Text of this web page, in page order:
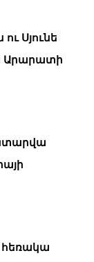
Սյունե
Արարատի
հեռակա